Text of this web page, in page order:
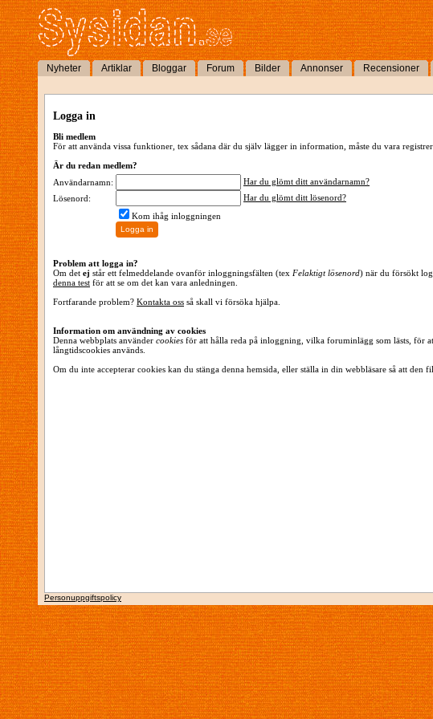
Nyheter Artiklar Bloggar Forum Bilder Annonser Recensioner
Logga in
Bli medlem
För att använda vissa funktioner, tex sådana där du själv lägger in information, måste du vara
Är du redan medlem?
Användarnamn:
Har du glömt ditt användarnamn?
Lösenord:
Har du glömt ditt lösenord?
Kom ihåg inloggningen
Problem att logga in?
Om det ej står ett felmeddelande ovanför inloggningsfälten (tex Felaktigt lösenord) när du försökt
denna test för att se om det kan vara anledningen.
Fortfarande problem? Kontakta oss så skall vi försöka hjälpa.
Information om användning av cookies
Denna webbplats använder cookies för att hålla reda på inloggning, vilka foruminlägg som lästs, för
långtidscookies används.
Om du inte accepterar cookies kan du stänga denna hemsida, eller ställa in din webbläsare så att
Personuppgiftspolicy